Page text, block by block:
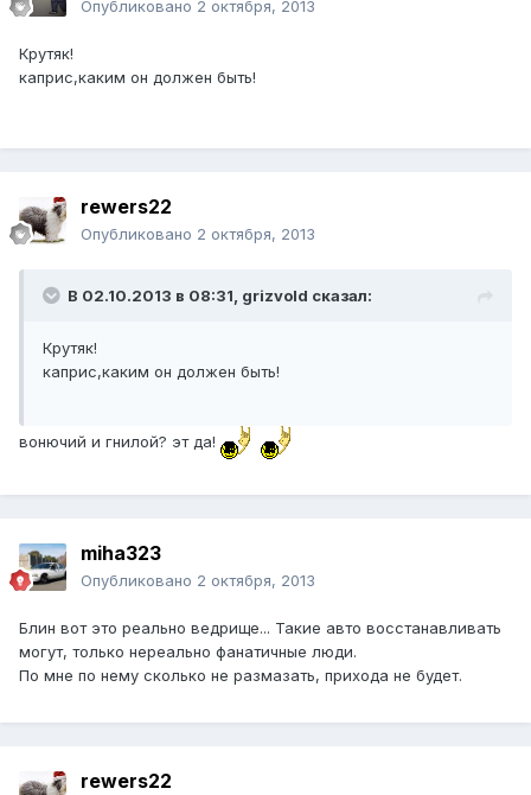
Опубликовано 2 октября, 2013
Крутяк!
каприс,каким он должен быть!
rewers22
Опубликовано 2 октября, 2013
В 02.10.2013 в 08:31, grizvold сказал:
Крутяк!
каприс,каким он должен быть!
вонючий и гнилой? эт да!
miha323
Опубликовано 2 октября, 2013
Блин вот это реально ведрище... Такие авто восстанавливать
могут, только нереально фанатичные люди.
По мне по нему сколько не размазать, прихода не будет.
rewers22